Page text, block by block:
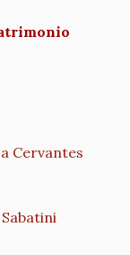
Cervantes